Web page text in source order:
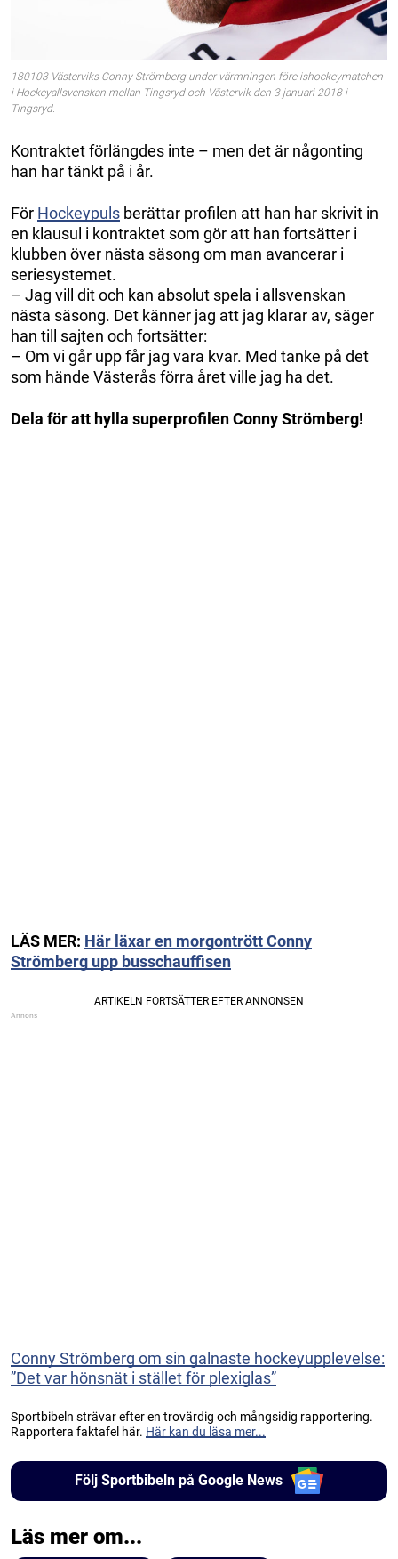
180103 Västerviks Conny Strömberg under värmningen före ishockeymatchen
i Hockeyallsvenskan mellan Tingsryd och Västervik den 3 januari 2018 i
Tingsryd.
Kontraktet förlängdes inte – men det är någonting
han har tänkt på i år.
För Hockeypuls berättar profilen att han har skrivit in
en klausul i kontraktet som gör att han fortsätter i
klubben över nästa säsong om man avancerar i
seriesystemet.
– Jag vill dit och kan absolut spela i allsvenskan
nästa säsong. Det känner jag att jag klarar av, säger
han till sajten och fortsätter:
– Om vi går upp får jag vara kvar. Med tanke på det
som hände Västerås förra året ville jag ha det.
Dela för att hylla superprofilen Conny Strömberg!
LÄS MER: Här läxar en morgontrött Conny
Strömberg upp busschauffisen
Conny Strömberg om sin galnaste hockeyupplevelse:
”Det var hönsnät i stället för plexiglas”
Sportbibeln strävar efter en trovärdig och mångsidig rapportering.
Rapportera faktafel här. Här kan du läsa mer...
Följ Sportbibeln på Google News
Läs mer om...